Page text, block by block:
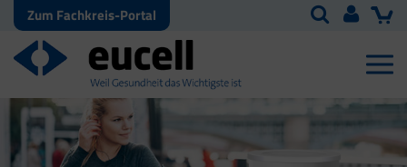
Zum Fachkreis-Portal